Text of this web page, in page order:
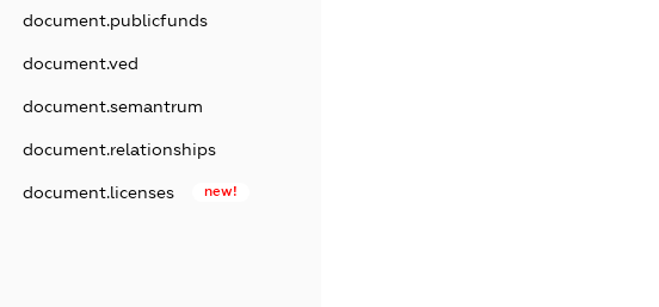
document.publicfunds
document.ved
document.semantrum
document.relationships
document.licenses new!